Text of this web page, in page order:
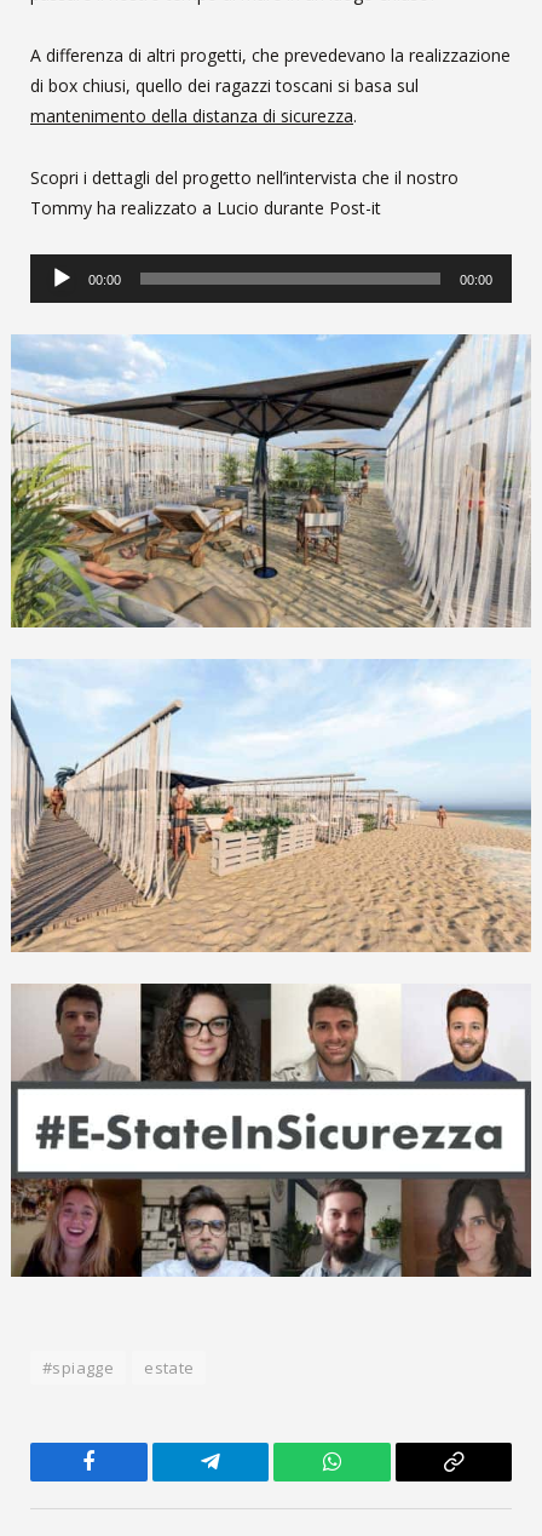
A differenza di altri progetti, che prevedevano la realizzazione
di box chiusi, quello dei ragazzi toscani si basa sul
mantenimento della distanza di sicurezza.
Scopri i dettagli del progetto nell’intervista che il nostro
Tommy ha realizzato a Lucio durante Post-it
Audio
Player
00:00 00:00
#spiagge estate
Facebook Telegram WhatsApp
Copy